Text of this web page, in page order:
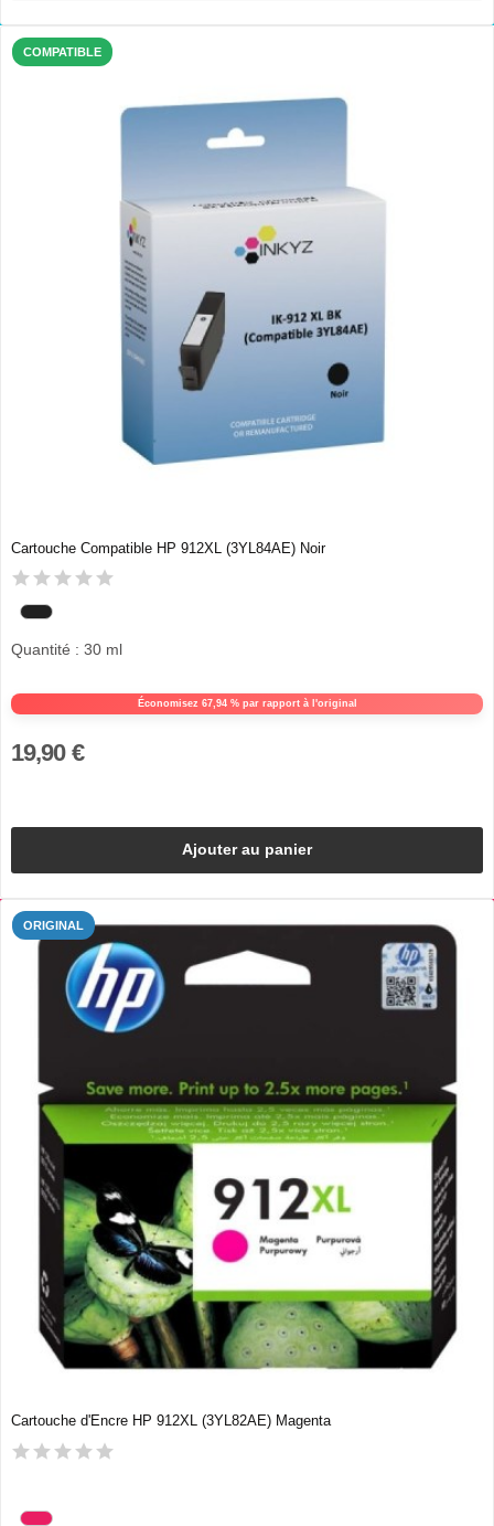
COMPATIBLE
Cartouche Compatible HP 912XL (3YL84AE) Noir
Économisez 67,94 % par rapport à l'original
Quantité : 30 ml
19,90 €
Ajouter au panier
ORIGINAL
Cartouche d'Encre HP 912XL (3YL82AE) Magenta